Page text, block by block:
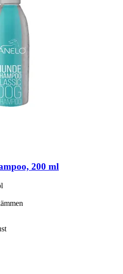
200 ml